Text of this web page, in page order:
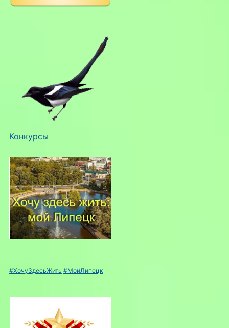
Конкурсы
#ХочуЗдесьЖить #МойЛипецк